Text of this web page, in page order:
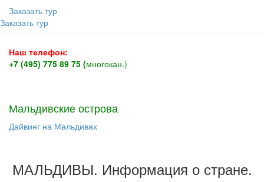
Заказать тур
Заказать тур
Наш телефон:
+7 (495) 775 89 75 (многокан.)
Мальдивские острова
Дайвинг на Мальдивах
МАЛЬДИВЫ. Информация о стране.